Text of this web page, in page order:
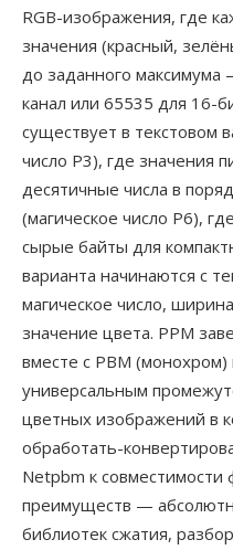
RGB-изображения, где
значения (красный,
до заданного
канал или 65535 для 16-
существует в текстовом
число P3), где значения
десятичные числа в
(магическое число P6),
сырые байты для
варианта начинаются с
магическое число,
значение цвета. PPM
вместе с PBM (монохром)
универсальным
цветных изображений в
обработать-
Netpbm к
преимуществ —
библиотек сжатия,